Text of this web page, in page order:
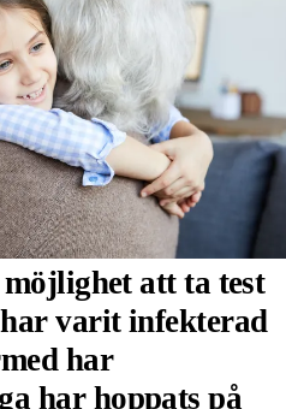
att ta test
varit infekterad
har
har hoppats på